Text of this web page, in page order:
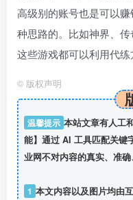
高级别的账号也是可以
种思路的。比如神界、
这些游戏都可以利用代练
© 版权声明
温馨提示 本站文章有人工
能】通过 AI 工具匹配关键
业网不对内容的真实、准确
1 本文内容以及图片均由